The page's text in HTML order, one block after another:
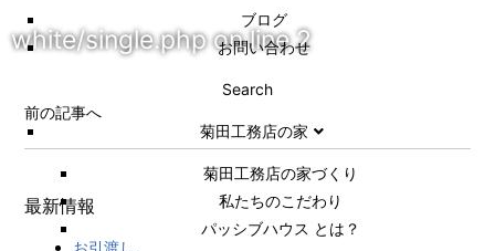
ブログ
お問い合わせ
Search
菊田工務店の家
菊田工務店の家づくり​
私たちのこだわり
パッシブハウス とは？
white/single.phpon line2
前の記事へ
最新情報
お引渡し。